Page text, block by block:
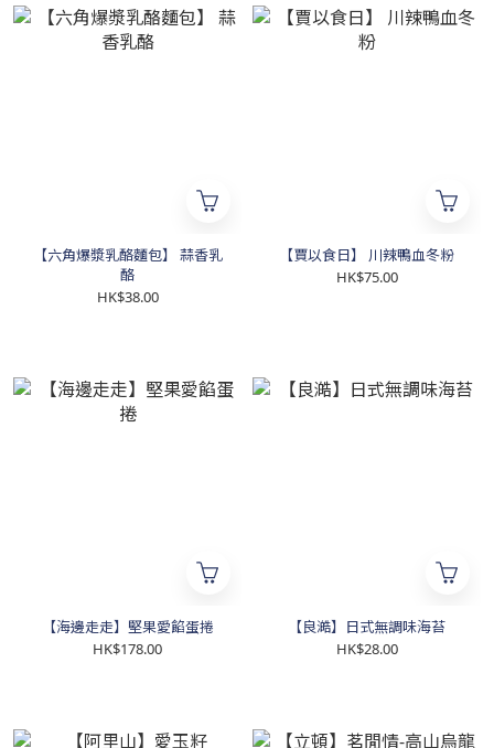
【六角爆漿乳酪麵包】 蒜香乳
酪
HK$38.00
【賈以食日】 川辣鴨血冬粉
HK$75.00
【海邊走走】堅果愛餡蛋捲
HK$178.00
【良澔】日式無調味海苔
HK$28.00